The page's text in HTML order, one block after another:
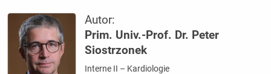
Autor:
Prim. Univ.-Prof. Dr. Peter
Siostrzonek
Interne II – Kardiologie